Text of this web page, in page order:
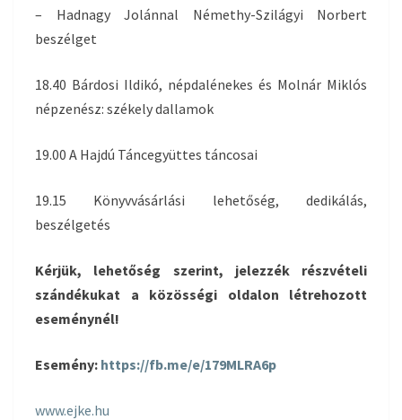
– Hadnagy Jolánnal Némethy-Szilágyi Norbert
beszélget
18.40 Bárdosi Ildikó, népdalénekes és Molnár Miklós
népzenész: székely dallamok
19.00 A Hajdú Táncegyüttes táncosai
19.15 Könyvvásárlási lehetőség, dedikálás,
beszélgetés
Kérjük, lehetőség szerint, jelezzék részvételi
szándékukat a közösségi oldalon létrehozott
eseménynél!
Esemény: https://fb.me/e/179MLRA6p
www.ejke.hu